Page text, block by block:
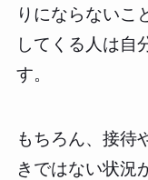
りにならないこ
してくる人は自
す。
もちろん、接待
きではない状況